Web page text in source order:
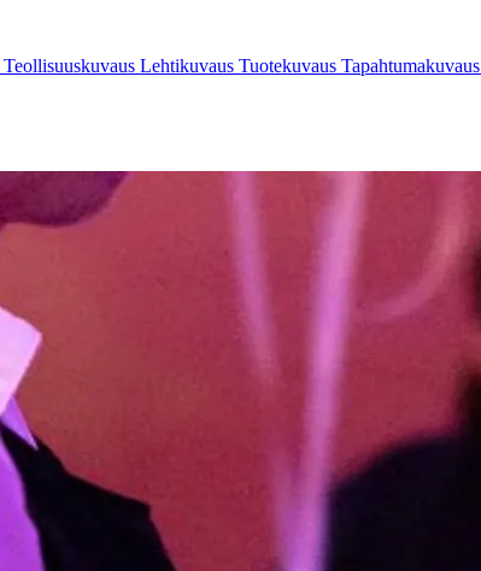
Teollisuuskuvaus Lehtikuvaus Tuotekuvaus Tapahtumakuvaus